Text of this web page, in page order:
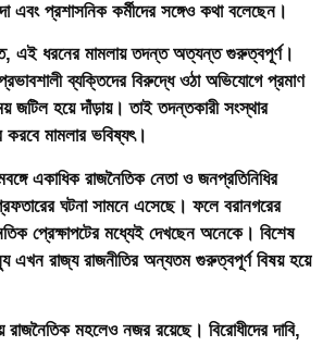
এবং প্রশাসনিক কর্মীদের সঙ্গেও কথা বলেছেন।
এই ধরনের মামলায় তদন্ত অত্যন্ত গুরুত্বপূর্ণ।
ব্যক্তিদের বিরুদ্ধে ওঠা অভিযোগে প্রমাণ
হয়ে দাঁড়ায়। তাই তদন্তকারী সংস্থার
করবে মামলার ভবিষ্যৎ।
একাধিক রাজনৈতিক নেতা ও জনপ্রতিনিধির
ঘটনা সামনে এসেছে। ফলে বরানগরের
প্রেক্ষাপটের মধ্যেই দেখছেন অনেকে। বিশেষ
এখন রাজ্য রাজনীতির অন্যতম গুরুত্বপূর্ণ বিষয় হয়ে
মহলেও নজর রয়েছে। বিরোধীদের দাবি,